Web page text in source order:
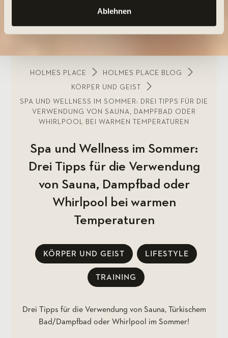
Ablehnen
HOLMES PLACE
HOLMES PLACE BLOG
KÖRPER UND GEIST
SPA UND WELLNESS IM SOMMER: DREI TIPPS FÜR DIE
VERWENDUNG VON SAUNA, DAMPFBAD ODER
WHIRLPOOL BEI WARMEN TEMPERATUREN
Spa und Wellness im Sommer:
Drei Tipps für die Verwendung
von Sauna, Dampfbad oder
Whirlpool bei warmen
Temperaturen
KÖRPER UND GEIST LIFESTYLE
TRAINING
Drei Tipps für die Verwendung von Sauna, Türkischem
Bad/Dampfbad oder Whirlpool im Sommer!